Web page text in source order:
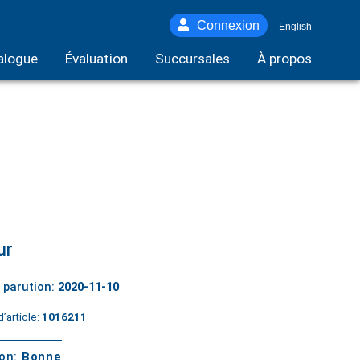
Connexion English
Évaluation Succursales À propos
parution: 2020-11-10
1016211
Bonne